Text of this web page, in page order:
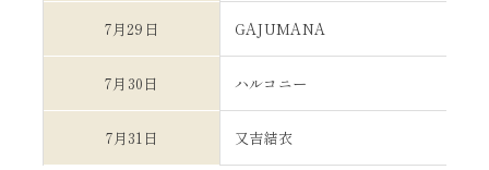
7月29日 GAJUMANA
7月30日 ハルコニー
7月31日 又吉結衣